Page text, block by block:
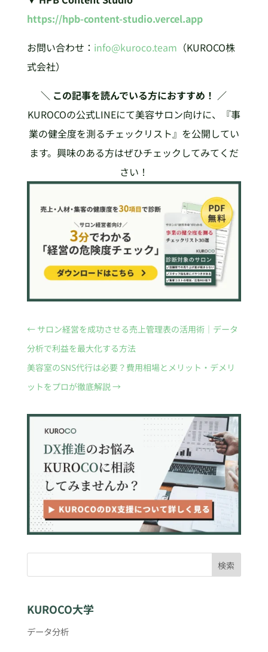
https://hpb-content-studio.vercel.app
お問い合わせ： info@kuroco.team （KUROCO株
式会社）
＼ この記事を読んでいる方におすすめ！ ／
KUROCOの公式LINEにて美容サロン向けに、『事
業の健全度を測るチェックリスト』を公開してい
ます。興味のある方はぜひチェックしてみてくだ
さい！
← サロン経営を成功させる売上管理表の活用術｜データ
分析で利益を最大化する方法
美容室のSNS代行は必要？費用相場とメリット・デメリ
ットをプロが徹底解説→
検索
KUROCO大学
データ分析